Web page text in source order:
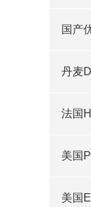
国产
丹麦
法国
美国
美国